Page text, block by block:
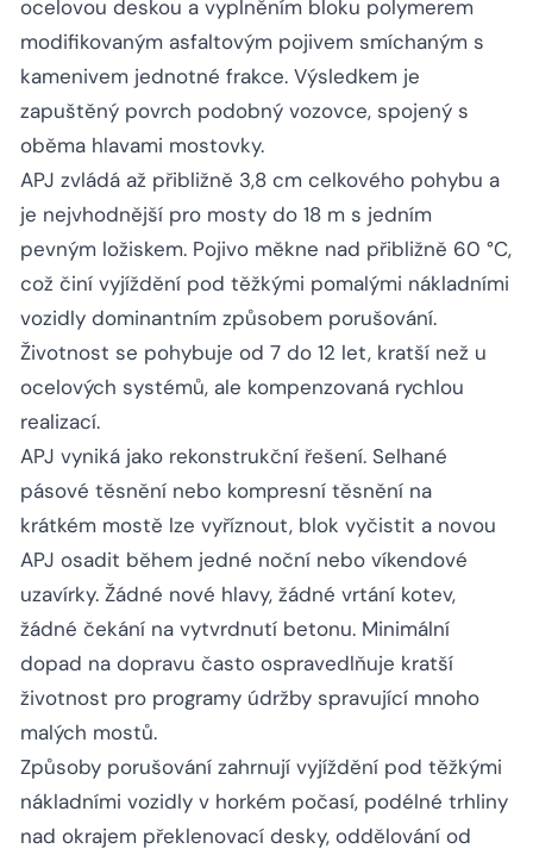
ocelovou deskou a vyplněním bloku polymerem
modifikovaným asfaltovým pojivem smíchaným s
kamenivem jednotné frakce. Výsledkem je
zapuštěný povrch podobný vozovce, spojený s
oběma hlavami mostovky.
APJ zvládá až přibližně 3,8 cm celkového pohybu a
je nejvhodnější pro mosty do 18 m s jedním
pevným ložiskem. Pojivo měkne nad přibližně 60 °C,
což činí vyjíždění pod těžkými pomalými nákladními
vozidly dominantním způsobem porušování.
Životnost se pohybuje od 7 do 12 let, kratší než u
ocelových systémů, ale kompenzovaná rychlou
realizací.
APJ vyniká jako rekonstrukční řešení. Selhané
pásové těsnění nebo kompresní těsnění na
krátkém mostě lze vyříznout, blok vyčistit a novou
APJ osadit během jedné noční nebo víkendové
uzavírky. Žádné nové hlavy, žádné vrtání kotev,
žádné čekání na vytvrdnutí betonu. Minimální
dopad na dopravu často ospravedlňuje kratší
životnost pro programy údržby spravující mnoho
malých mostů.
Způsoby porušování zahrnují vyjíždění pod těžkými
nákladními vozidly v horkém počasí, podélné trhliny
nad okrajem překlenovací desky, oddělování od